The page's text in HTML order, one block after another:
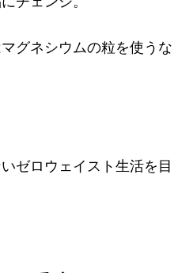
グネシウムの粒を使うな
ゼロウェイスト生活を目